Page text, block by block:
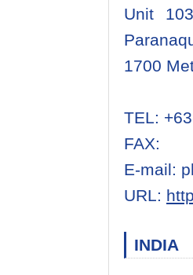
Unit
1700
TEL:
FAX:
E-mail:
URL:
INDIA